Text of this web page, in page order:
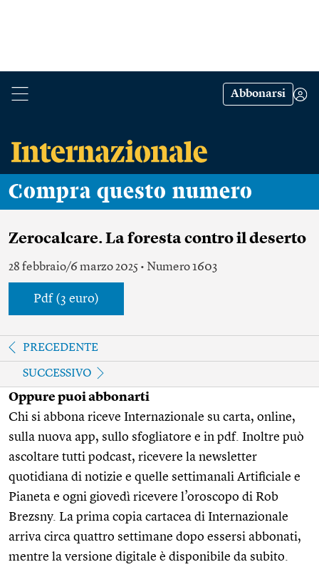
Abbonarsi
Compra questo numero
Zerocalcare. La foresta contro il deserto
28 febbraio/6 marzo 2025 • Numero 1603
Pdf (3 euro)
PRECEDENTE
SUCCESSIVO
Oppure puoi abbonarti
Chi si abbona riceve Internazionale su carta, online,
sulla nuova app, sullo sfogliatore e in pdf. Inoltre può
ascoltare tutti podcast, ricevere la newsletter
quotidiana di notizie e quelle settimanali Artificiale e
Pianeta e ogni giovedì ricevere l’oroscopo di Rob
Brezsny. La prima copia cartacea di Internazionale
arriva circa quattro settimane dopo essersi abbonati,
mentre la versione digitale è disponibile da subito.